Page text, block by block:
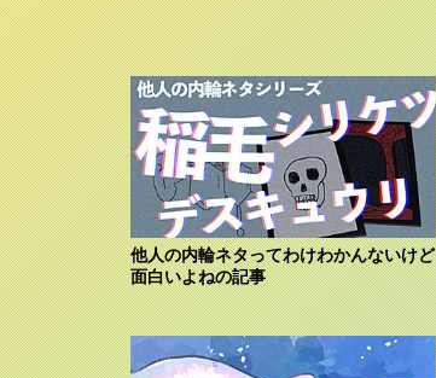
他人の内輪ネタってわけわかんないけど
面白いよねの記事